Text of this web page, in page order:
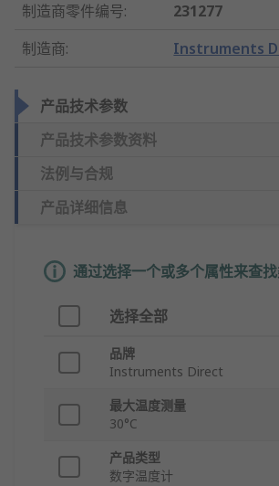
制造商零件编号:
231277
制造商: Instruments
产品技术参数
产品技术参数资料
法例与合规
产品详细信息
通过选择一个或多个属性来查找
选择全部
品牌
Instruments Direct
最大温度测量
30°C
产品类型
数字温度计